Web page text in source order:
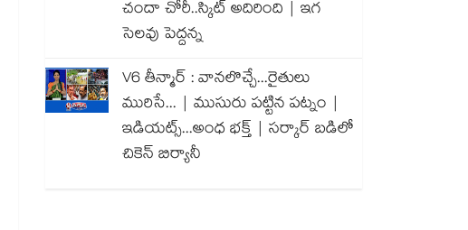
చందా చోరీ..స్కిట్ అదిరింది | ఇగ
సెలవు పెద్దన్న
V6 తీన్మార్ : వానలొచ్చే...రైతులు
మురిసే... | ముసురు పట్టిన పట్నం |
ఇడియట్స్...అంధ భక్త్ | సర్కార్ బడిలో
చికెన్ బిర్యానీ